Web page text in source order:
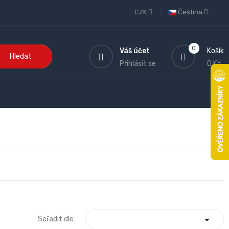
Čeština
CZK
Hledat
0
Košík
0 Kč
Váš účet
Přihlásit se
Seřadit dle: 